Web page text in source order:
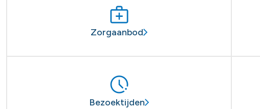
Zorgaanbod
Bezoektijden